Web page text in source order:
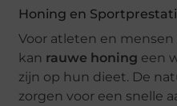
Honing en
Voor atleten en
kan rauwe honing een
zijn op hun dieet. De
zorgen voor een snelle